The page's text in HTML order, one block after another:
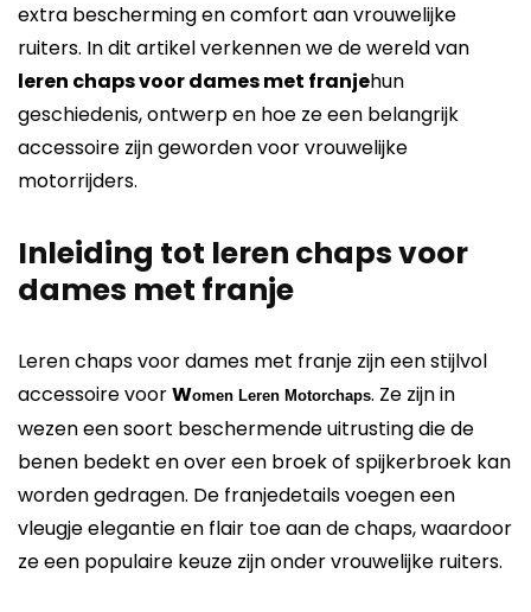
extra bescherming en comfort aan vrouwelijke
ruiters. In dit artikel verkennen we de wereld van
leren chaps voor dames met franjehun
geschiedenis, ontwerp en hoe ze een belangrijk
accessoire zijn geworden voor vrouwelijke
motorrijders.
Inleiding tot leren chaps voor
dames met franje
Leren chaps voor dames met franje zijn een stijlvol
accessoire voorWomen Leren Motorchaps. Ze zijn in
wezen een soort beschermende uitrusting die de
benen bedekt en over een broek of spijkerbroek kan
worden gedragen. De franjedetails voegen een
vleugje elegantie en flair toe aan de chaps, waardoor
ze een populaire keuze zijn onder vrouwelijke ruiters.